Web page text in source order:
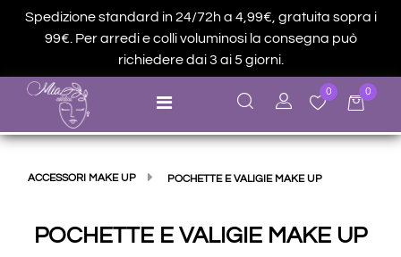
Spedizione standard in 24/72h a 4,99€, gratuita sopra i
99€. Per arredi e colli voluminosi la consegna può
richiedere dai 3 ai 5 giorni.
Open menu
0 0
ACCESSORI MAKE UP POCHETTE E VALIGIE MAKE UP
POCHETTE E VALIGIE MAKE UP